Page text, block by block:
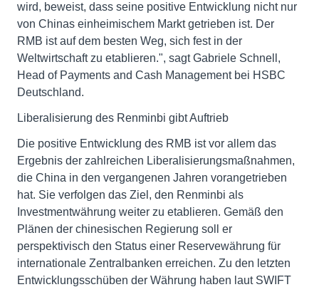
wird, beweist, dass seine positive Entwicklung nicht nur
von Chinas einheimischem Markt getrieben ist. Der
RMB ist auf dem besten Weg, sich fest in der
Weltwirtschaft zu etablieren.", sagt Gabriele Schnell,
Head of Payments and Cash Management bei HSBC
Deutschland.
Liberalisierung des Renminbi gibt Auftrieb
Die positive Entwicklung des RMB ist vor allem das
Ergebnis der zahlreichen Liberalisierungsmaßnahmen,
die China in den vergangenen Jahren vorangetrieben
hat. Sie verfolgen das Ziel, den Renminbi als
Investmentwährung weiter zu etablieren. Gemäß den
Plänen der chinesischen Regierung soll er
perspektivisch den Status einer Reservewährung für
internationale Zentralbanken erreichen. Zu den letzten
Entwicklungsschüben der Währung haben laut SWIFT